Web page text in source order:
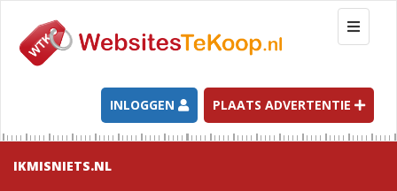
T
o
g
l
e
n
INLOGGEN PLAATS ADVERTENTIE
IKMISNIETS.NL